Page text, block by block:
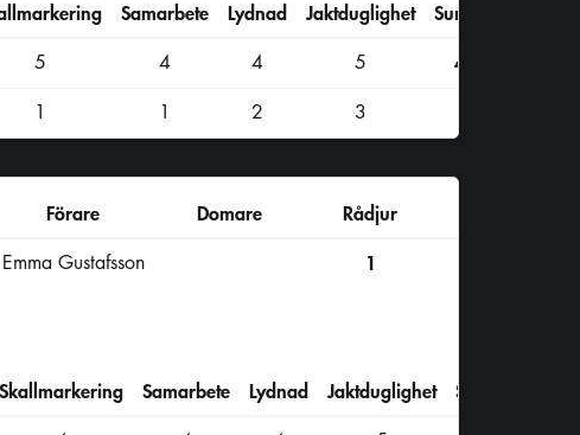
Samarbete Lydnad Jaktduglighet
Summa
5 4 4 5
47
1 1 2 3
Förare Domare
Rådjur
Emma Gustafsson 1
Skallmarkering Samarbete Lydnad Jaktduglighet
Summa